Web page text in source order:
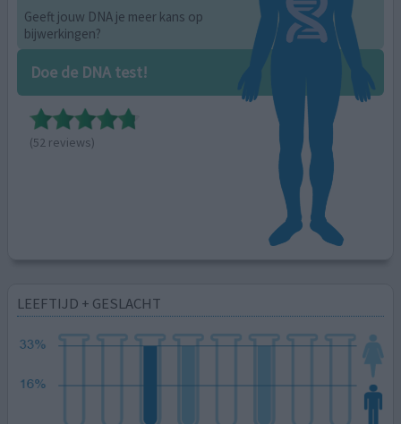
Geeft jouw DNA je meer kans op
bijwerkingen?
Doe de DNA test!
(52 reviews)
LEEFTIJD + GESLACHT